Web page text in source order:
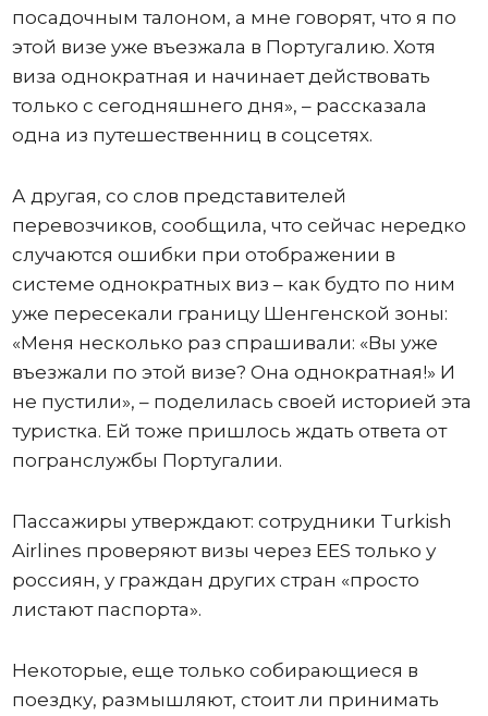
посадочным талоном, а мне говорят, что я по
этой визе уже въезжала в Португалию. Хотя
виза однократная и начинает действовать
только с сегодняшнего дня», – рассказала
одна из путешественниц в соцсетях.
А другая, со слов представителей
перевозчиков, сообщила, что сейчас нередко
случаются ошибки при отображении в
системе однократных виз – как будто по ним
уже пересекали границу Шенгенской зоны:
«Меня несколько раз спрашивали: «Вы уже
въезжали по этой визе? Она однократная!» И
не пустили», – поделилась своей историей эта
туристка. Ей тоже пришлось ждать ответа от
погранслужбы Португалии.
Пассажиры утверждают: сотрудники Turkish
Airlines проверяют визы через EES только у
россиян, у граждан других стран «просто
листают паспорта».
Некоторые, еще только собирающиеся в
поездку, размышляют, стоит ли принимать